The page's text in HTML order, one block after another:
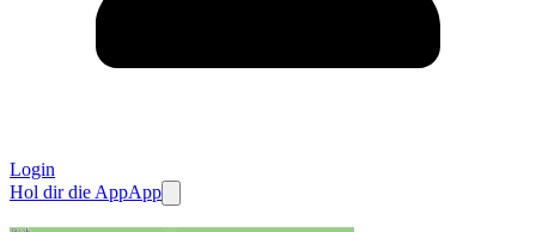
Login
Hol dir die AppApp